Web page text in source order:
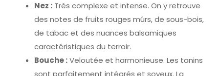
Nez : Très complexe et intense. On y retrouve
des notes de fruits rouges mûrs, de sous-bois,
de tabac et des nuances balsamiques
caractéristiques du terroir.
Bouche :Veloutée et harmonieuse. Les tanins